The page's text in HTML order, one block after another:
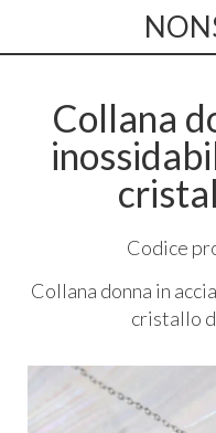
Collana
Codice
Collana donna in
cristallo